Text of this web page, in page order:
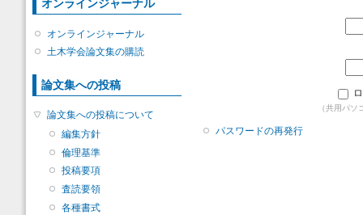
オンラインジャーナル
オンラインジャーナル
土木学会論文集の購読
論文集への投稿
論文集への投稿について
編集方針
倫理基準
投稿要項
査読要領
各種書式
（共用パ
パスワードの再発行